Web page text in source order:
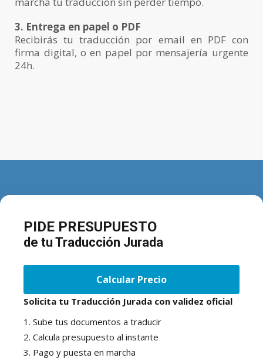
3. Entrega en papel o PDF
Recibirás tu traducción por email en PDF con
firma digital, o en papel por mensajería urgente
24h.
PIDE PRESUPUESTO
de tu Traducción Jurada
Calcular Precio
Solicita tu Traducción Jurada con validez oficial
1. Sube tus documentos a traducir
2. Calcula presupuesto al instante
3. Pago y puesta en marcha